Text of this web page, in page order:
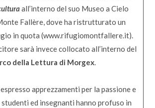
all’interno del suo Museo a Cielo
Fallère, dove ha ristrutturato un
in quota (www.rifugiomontfallere.it).
sarà invece collocato all’interno del
della Lettura di Morgex.
apprezzamenti per la passione e
studenti ed insegnanti hanno profuso in